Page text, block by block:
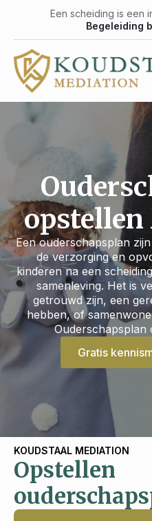
Een scheiding is een
Begeleiding
Een ouderschapsplan
de verzorging en
kinderen na een
samenleving. Het is
getrouwd zijn, een
hebben, of
Ouderschapsplan
Gratis
KOUDSTAAL MEDIATION
Opstellen